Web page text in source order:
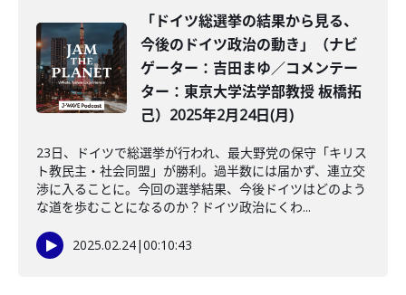
「ドイツ総選挙の結果から見る、
今後のドイツ政治の動き」（ナビ
ゲーター：吉田まゆ／コメンテー
ター：東京大学法学部教授 板橋拓
己）2025年2月24日(月)
23日、ドイツで総選挙が行われ、最大野党の保守「キリス
ト教民主・社会同盟」が勝利。過半数には届かず、連立交
渉に入ることに。今回の選挙結果、今後ドイツはどのよう
な道を歩むことになるのか？ドイツ政治にくわ...
2025.02.24|00:10:43